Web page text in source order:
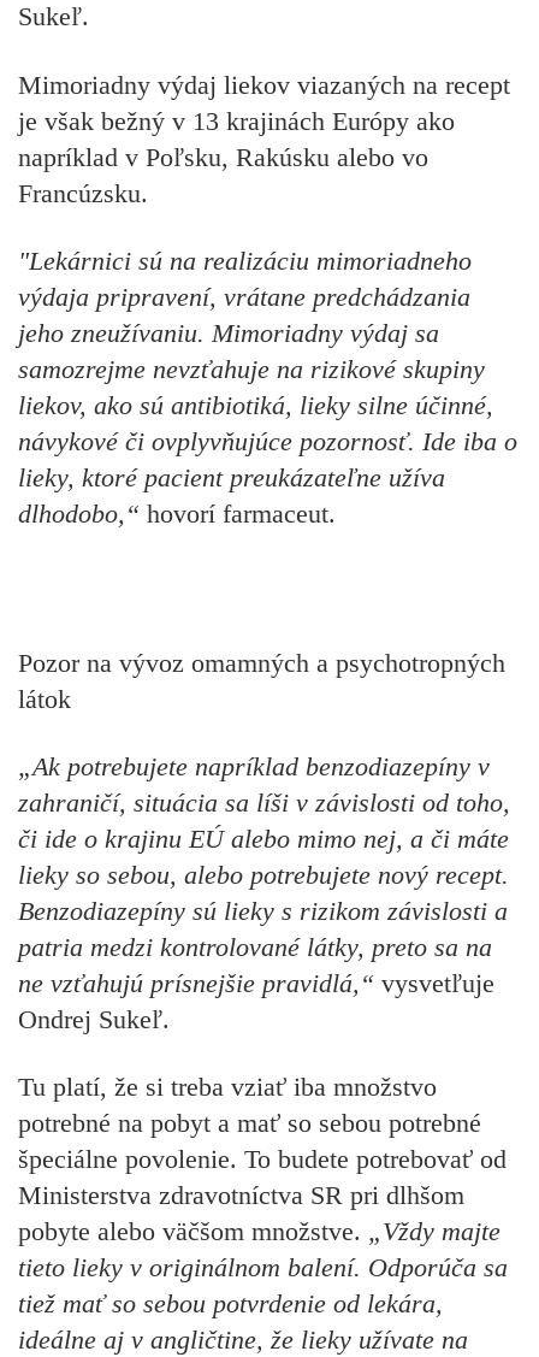
Sukeľ.
Mimoriadny výdaj liekov viazaných na recept
je však bežný v 13 krajinách Európy ako
napríklad v Poľsku, Rakúsku alebo vo
Francúzsku.
"Lekárnici sú na realizáciu mimoriadneho
výdaja pripravení, vrátane predchádzania
jeho zneužívaniu. Mimoriadny výdaj sa
samozrejme nevzťahuje na rizikové skupiny
liekov, ako sú antibiotiká, lieky silne účinné,
návykové či ovplyvňujúce pozornosť. Ide iba o
lieky, ktoré pacient preukázateľne užíva
dlhodobo,“ hovorí farmaceut.
Pozor na vývoz omamných a psychotropných
látok
„Ak potrebujete napríklad benzodiazepíny v
zahraničí, situácia sa líši v závislosti od toho,
či ide o krajinu EÚ alebo mimo nej, a či máte
lieky so sebou, alebo potrebujete nový recept.
Benzodiazepíny sú lieky s rizikom závislosti a
patria medzi kontrolované látky, preto sa na
ne vzťahujú prísnejšie pravidlá,“ vysvetľuje
Ondrej Sukeľ.
Tu platí, že si treba vziať iba množstvo
potrebné na pobyt a mať so sebou potrebné
špeciálne povolenie. To budete potrebovať od
Ministerstva zdravotníctva SR pri dlhšom
pobyte alebo väčšom množstve. „Vždy majte
tieto lieky v originálnom balení. Odporúča sa
tiež mať so sebou potvrdenie od lekára,
ideálne aj v angličtine, že lieky užívate na